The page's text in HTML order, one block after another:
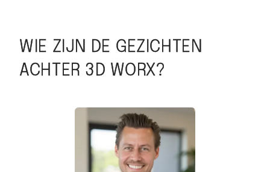
WIE ZIJN DE GEZICHTEN
ACHTER 3D WORX?